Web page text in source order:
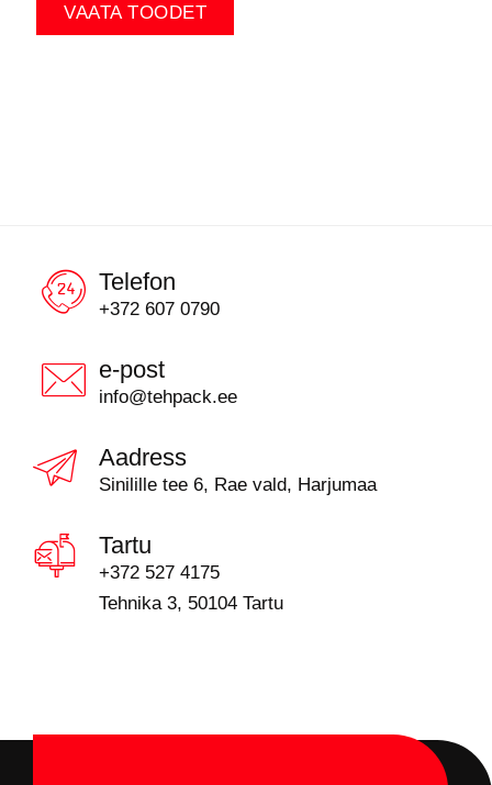
VAATA TOODET
Telefon
+372 607 0790
e-post
info@tehpack.ee
Aadress
Sinilille tee 6, Rae vald, Harjumaa
Tartu
+372 527 4175
Tehnika 3, 50104 Tartu